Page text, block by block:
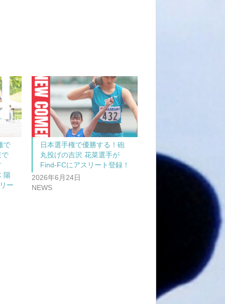
で
で
陽
ー
日本選手権で優勝する！砲
丸投げの吉沢 花菜選手が
Find-FCにアスリート登録！
2026年6月24日
NEWS